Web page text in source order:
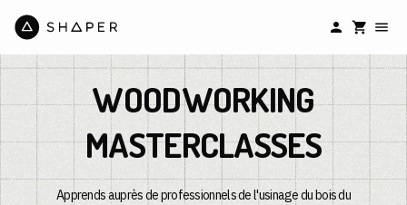
WOODWORKING
MASTERCLASSES
Apprends auprès de professionnels de l'usinage du bois du